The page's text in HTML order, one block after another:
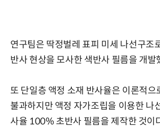
연구팀은 딱정벌레 표피 미세 나선구조
반사 현상을 모사한 색반사 필름을 개발
또 단일층 액정 소재 반사율은 이론적으
불과하지만 액정 자가조립을 이용한 나
사율 100% 초반사 필름을 제작한 것이